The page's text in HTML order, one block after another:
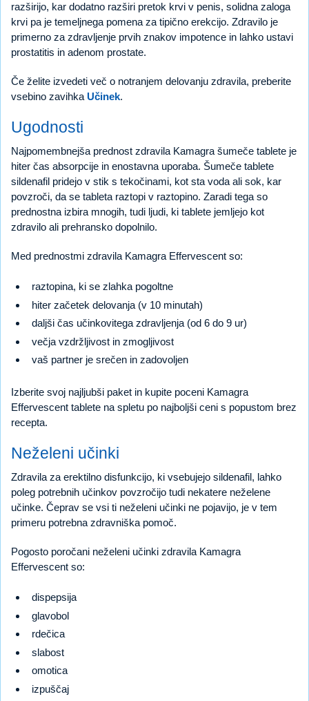
razširijo, kar dodatno razširi pretok krvi v penis, solidna zaloga
krvi pa je temeljnega pomena za tipično erekcijo. Zdravilo je
primerno za zdravljenje prvih znakov impotence in lahko ustavi
prostatitis in adenom prostate.
Če želite izvedeti več o notranjem delovanju zdravila, preberite
vsebino zavihka Učinek.
Ugodnosti
Najpomembnejša prednost zdravila Kamagra šumeče tablete je
hiter čas absorpcije in enostavna uporaba. Šumeče tablete
sildenafil pridejo v stik s tekočinami, kot sta voda ali sok, kar
povzroči, da se tableta raztopi v raztopino. Zaradi tega so
prednostna izbira mnogih, tudi ljudi, ki tablete jemljejo kot
zdravilo ali prehransko dopolnilo.
Med prednostmi zdravila Kamagra Effervescent so:
raztopina, ki se zlahka pogoltne
hiter začetek delovanja (v 10 minutah)
daljši čas učinkovitega zdravljenja (od 6 do 9 ur)
večja vzdržljivost in zmogljivost
vaš partner je srečen in zadovoljen
Izberite svoj najljubši paket in kupite poceni Kamagra
Effervescent tablete na spletu po najboljši ceni s popustom brez
recepta.
Neželeni učinki
Zdravila za erektilno disfunkcijo, ki vsebujejo sildenafil, lahko
poleg potrebnih učinkov povzročijo tudi nekatere neželene
učinke. Čeprav se vsi ti neželeni učinki ne pojavijo, je v tem
primeru potrebna zdravniška pomoč.
Pogosto poročani neželeni učinki zdravila Kamagra
Effervescent so:
dispepsija
glavobol
rdečica
slabost
omotica
izpuščaj